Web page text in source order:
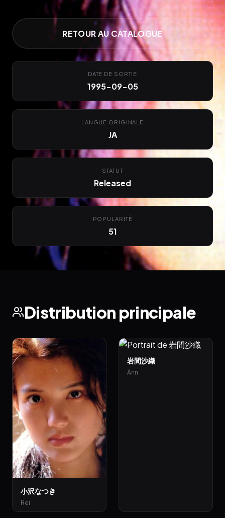
RETOUR AU CATALOGUE
DATE DE SORTIE
1995-09-05
LANGUE ORIGINALE
JA
STATUT
Released
POPULARITÉ
51
Distribution principale
小沢なつき
Rei
岩間沙織
Ann